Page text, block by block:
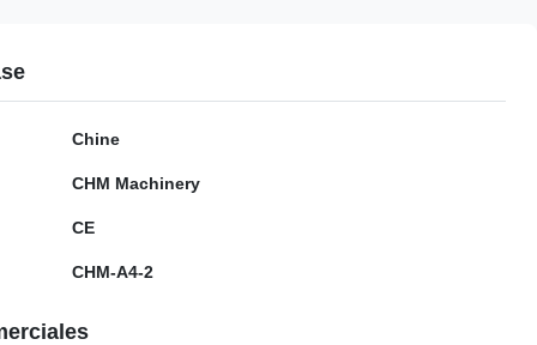
Chine
CHM Machinery
CE
CHM-A4-2